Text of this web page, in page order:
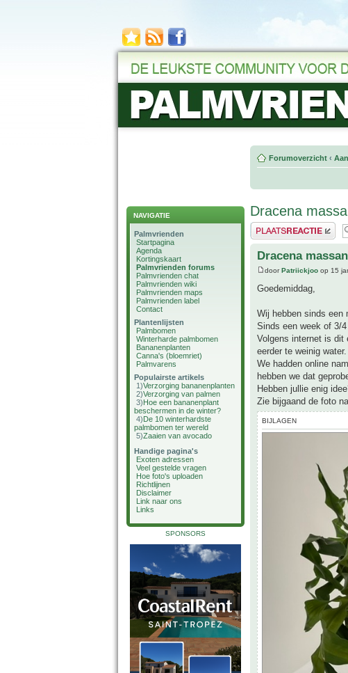
NAVIGATIE
Palmvrienden
Startpagina
Agenda
Kortingskaart
Palmvrienden forums
Palmvrienden chat
Palmvrienden wiki
Palmvrienden maps
Palmvrienden label
Contact
Plantenlijsten
Palmbomen
Winterharde palmbomen
Bananenplanten
Canna's (bloemriet)
Palmvarens
Populairste artikels
1)Verzorging bananenplanten
2)Verzorging van palmen
3)Hoe een bananenplant
beschermen in de winter?
4)De 10 winterhardste
palmbomen ter wereld
5)Zaaien van avocado
Handige pagina's
Exoten adressen
Veel gestelde vragen
Hoe foto's uploaden
Richtlijnen
Disclaimer
Link naar ons
Links
SPONSORS
Forumoverzicht ‹
Dracena
Plaats een reactie
Dracena
doorPatriickjoo op 15
Goedemiddag,
Wij hebben sinds een
Sinds een week of 3/
Volgens internet is dit
eerder te weinig water.
We hadden online
hebben we dat
Hebben jullie enig
Zie bijgaand de foto
BIJLAGEN